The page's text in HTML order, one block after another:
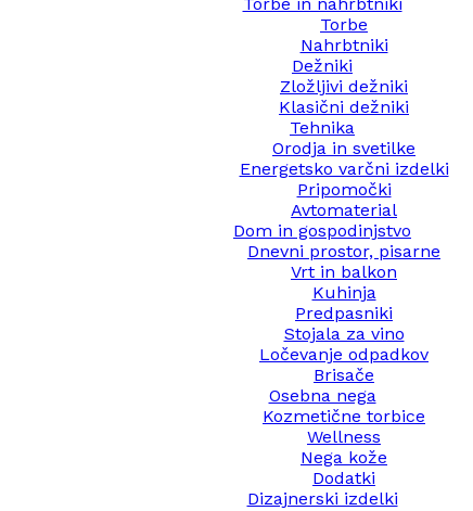
Torbe
Nahrbtniki
Dežniki
Zložljivi dežniki
Klasični dežniki
Tehnika
Orodja in svetilke
Energetsko varčni izdelki
Pripomočki
Avtomaterial
Dom in gospodinjstvo
Dnevni prostor, pisarne
Vrt in balkon
Kuhinja
Predpasniki
Stojala za vino
Ločevanje odpadkov
Brisače
Osebna nega
Kozmetične torbice
Wellness
Nega kože
Dodatki
Dizajnerski izdelki